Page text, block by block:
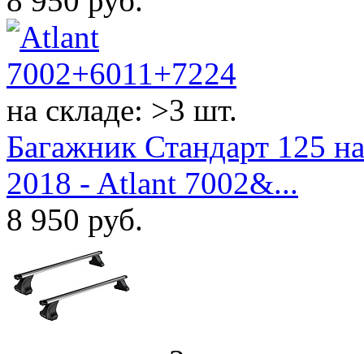
на складе: >3 шт.
Багажник Стандарт 125
2018 - Atlant 7002&...
8 950 руб.